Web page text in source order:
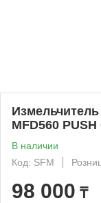
MFD560 PUSH
В наличии
Код: SFM
98 000 ₸